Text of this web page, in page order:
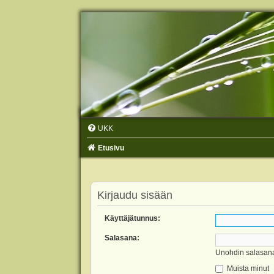
UKK
Etusivu
Kirjaudu sisään
Käyttäjätunnus:
Salasana:
Unohdin
Muista minut